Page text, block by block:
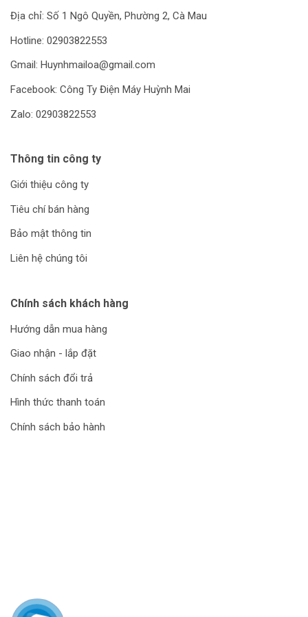
Địa chỉ: Số 1 Ngô Quyền, Phường 2, Cà Mau
Hotline: 02903822553
Gmail: Huynhmailoa@gmail.com
Facebook: Công Ty Điện Máy Huỳnh Mai
Zalo: 02903822553
Thông tin công ty
Giới thiệu công ty
Tiêu chí bán hàng
Bảo mật thông tin
Liên hệ chúng tôi
Chính sách khách hàng
Hướng dẫn mua hàng
Giao nhận - lắp đặt
Chính sách đổi trả
Hình thức thanh toán
Chính sách bảo hành